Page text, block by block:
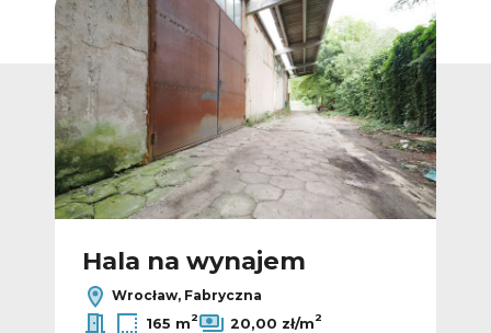
Dodaj do ulubionych Dodaj do
Hala na wynajem
Wrocław, Fabryczna
165 m2 20,00 zł/m2